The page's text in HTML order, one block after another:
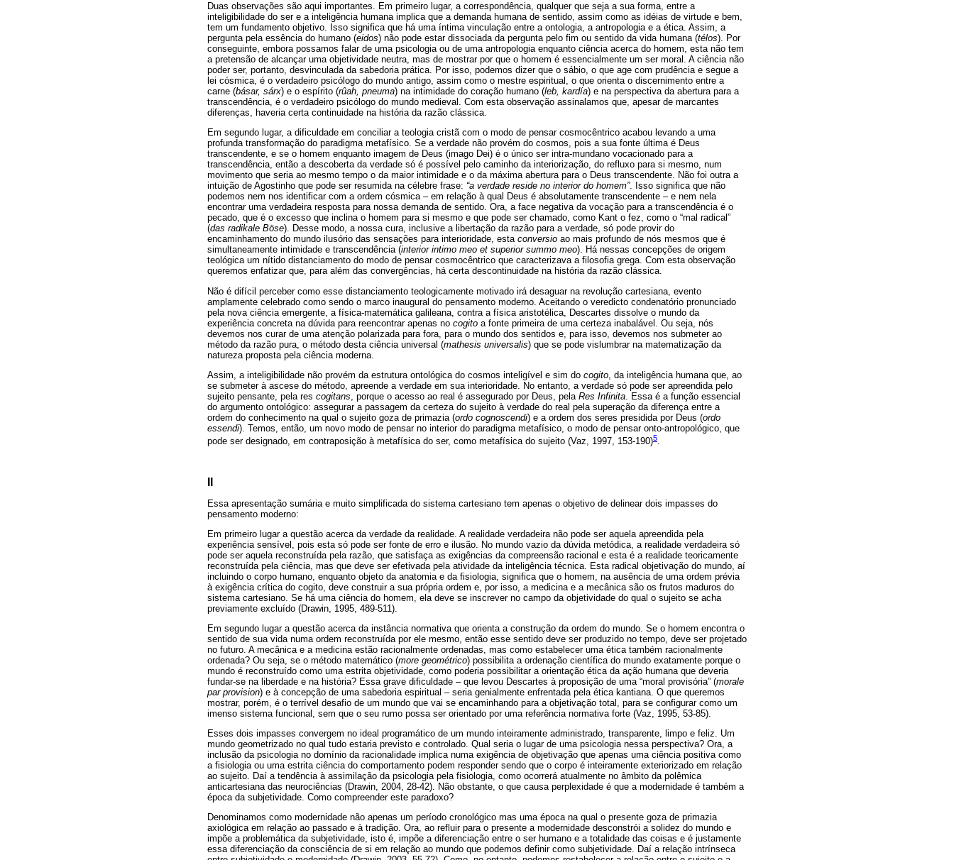
Duas observações são aqui importantes. Em primeiro lugar, a correspondência, qualquer que seja a sua forma, entre a
inteligibilidade do ser e a inteligência humana implica que a demanda humana de sentido, assim como as idéias de virtude e bem,
tem um fundamento objetivo. Isso significa que há uma íntima vinculação entre a ontologia, a antropologia e a ética. Assim, a
pergunta pela essência do humano (eidos) não pode estar dissociada da pergunta pelo fim ou sentido da vida humana (télos). Por
conseguinte, embora possamos falar de uma psicologia ou de uma antropologia enquanto ciência acerca do homem, esta não tem
a pretensão de alcançar uma objetividade neutra, mas de mostrar por que o homem é essencialmente um ser moral. A ciência não
poder ser, portanto, desvinculada da sabedoria prática. Por isso, podemos dizer que o sábio, o que age com prudência e segue a
lei cósmica, é o verdadeiro psicólogo do mundo antigo, assim como o mestre espiritual, o que orienta o discernimento entre a
carne (básar, sárx) e o espírito (rûah, pneuma) na intimidade do coração humano (leb, kardía) e na perspectiva da abertura para a
transcendência, é o verdadeiro psicólogo do mundo medieval. Com esta observação assinalamos que, apesar de marcantes
diferenças, haveria certa continuidade na história da razão clássica.
Em segundo lugar, a dificuldade em conciliar a teologia cristã com o modo de pensar cosmocêntrico acabou levando a uma
profunda transformação do paradigma metafísico. Se a verdade não provém do cosmos, pois a sua fonte última é Deus
transcendente, e se o homem enquanto imagem de Deus (imago Dei) é o único ser intra-mundano vocacionado para a
transcendência, então a descoberta da verdade só é possível pelo caminho da interiorização, do refluxo para si mesmo, num
movimento que seria ao mesmo tempo o da maior intimidade e o da máxima abertura para o Deus transcendente. Não foi outra a
intuição de Agostinho que pode ser resumida na célebre frase: “a verdade reside no interior do homem”. Isso significa que não
podemos nem nos identificar com a ordem cósmica – em relação à qual Deus é absolutamente transcendente – e nem nela
encontrar uma verdadeira resposta para nossa demanda de sentido. Ora, a face negativa da vocação para a transcendência é o
pecado, que é o excesso que inclina o homem para si mesmo e que pode ser chamado, como Kant o fez, como o “mal radical”
(das radikale Böse). Desse modo, a nossa cura, inclusive a libertação da razão para a verdade, só pode provir do
encaminhamento do mundo ilusório das sensações para interioridade, esta conversio ao mais profundo de nós mesmos que é
simultaneamente intimidade e transcendência (interior intimo meo et superior summo meo). Há nessas concepções de origem
teológica um nítido distanciamento do modo de pensar cosmocêntrico que caracterizava a filosofia grega. Com esta observação
queremos enfatizar que, para além das convergências, há certa descontinuidade na história da razão clássica.
Não é difícil perceber como esse distanciamento teologicamente motivado irá desaguar na revolução cartesiana, evento
amplamente celebrado como sendo o marco inaugural do pensamento moderno. Aceitando o veredicto condenatório pronunciado
pela nova ciência emergente, a física-matemática galileana, contra a física aristotélica, Descartes dissolve o mundo da
experiência concreta na dúvida para reencontrar apenas no cogito a fonte primeira de uma certeza inabalável. Ou seja, nós
devemos nos curar de uma atenção polarizada para fora, para o mundo dos sentidos e, para isso, devemos nos submeter ao
método da razão pura, o método desta ciência universal (mathesis universalis) que se pode vislumbrar na matematização da
natureza proposta pela ciência moderna.
Assim, a inteligibilidade não provém da estrutura ontológica do cosmos inteligível e sim do cogito , da inteligência humana que, ao
se submeter à ascese do método, apreende a verdade em sua interioridade. No entanto, a verdade só pode ser apreendida pelo
sujeito pensante, pela res cogitans , porque o acesso ao real é assegurado por Deus, pela Res Infinita . Essa é a função essencial
do argumento ontológico: assegurar a passagem da certeza do sujeito à verdade do real pela superação da diferença entre a
ordem do conhecimento na qual o sujeito goza de primazia (ordo cognoscendi) e a ordem dos seres presidida por Deus (ordo
essendi). Temos, então, um novo modo de pensar no interior do paradigma metafísico, o modo de pensar onto-antropológico, que
pode ser designado, em contraposição à metafísica do ser, como metafísica do sujeito (Vaz, 1997, 153-190)5.
Essa apresentação sumária e muito simplificada do sistema cartesiano tem apenas o objetivo de delinear dois impasses do
pensamento moderno:
Em primeiro lugar a questão acerca da verdade da realidade. A realidade verdadeira não pode ser aquela apreendida pela
experiência sensível, pois esta só pode ser fonte de erro e ilusão. No mundo vazio da dúvida metódica, a realidade verdadeira só
pode ser aquela reconstruída pela razão, que satisfaça as exigências da compreensão racional e esta é a realidade teoricamente
reconstruída pela ciência, mas que deve ser efetivada pela atividade da inteligência técnica. Esta radical objetivação do mundo, aí
incluindo o corpo humano, enquanto objeto da anatomia e da fisiologia, significa que o homem, na ausência de uma ordem prévia
à exigência crítica do cogito, deve construir a sua própria ordem e, por isso, a medicina e a mecânica são os frutos maduros do
sistema cartesiano. Se há uma ciência do homem, ela deve se inscrever no campo da objetividade do qual o sujeito se acha
previamente excluído (Drawin, 1995, 489-511).
Em segundo lugar a questão acerca da instância normativa que orienta a construção da ordem do mundo. Se o homem encontra o
sentido de sua vida numa ordem reconstruída por ele mesmo, então esse sentido deve ser produzido no tempo, deve ser projetado
no futuro. A mecânica e a medicina estão racionalmente ordenadas, mas como estabelecer uma ética também racionalmente
ordenada? Ou seja, se o método matemático (more geométrico) possibilita a ordenação científica do mundo exatamente porque o
mundo é reconstruído como uma estrita objetividade, como poderia possibilitar a orientação ética da ação humana que deveria
fundar-se na liberdade e na história? Essa grave dificuldade – que levou Descartes à proposição de uma “moral provisória” (morale
par provision) e à concepção de uma sabedoria espiritual – seria genialmente enfrentada pela ética kantiana. O que queremos
mostrar, porém, é o terrível desafio de um mundo que vai se encaminhando para a objetivação total, para se configurar como um
imenso sistema funcional, sem que o seu rumo possa ser orientado por uma referência normativa forte (Vaz, 1995, 53-85).
Esses dois impasses convergem no ideal programático de um mundo inteiramente administrado, transparente, limpo e feliz. Um
mundo geometrizado no qual tudo estaria previsto e controlado. Qual seria o lugar de uma psicologia nessa perspectiva? Ora, a
inclusão da psicologia no domínio da racionalidade implica numa exigência de objetivação que apenas uma ciência positiva como
a fisiologia ou uma estrita ciência do comportamento podem responder sendo que o corpo é inteiramente exteriorizado em relação
ao sujeito. Daí a tendência à assimilação da psicologia pela fisiologia, como ocorrerá atualmente no âmbito da polêmica
anticartesiana das neurociências (Drawin, 2004, 28-42). Não obstante, o que causa perplexidade é que a modernidade é também a
época da subjetividade. Como compreender este paradoxo?
Denominamos como modernidade não apenas um período cronológico mas uma época na qual o presente goza de primazia
axiológica em relação ao passado e à tradição. Ora, ao refluir para o presente a modernidade desconstrói a solidez do mundo e
impõe a problemática da subjetividade, isto é, impõe a diferenciação entre o ser humano e a totalidade das coisas e é justamente
essa diferenciação da consciência de si em relação ao mundo que podemos definir como subjetividade. Daí a relação intrínseca